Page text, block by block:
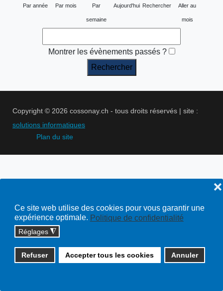
Ce site web utilise des cookies pour vous garantir une
expérience optimale. Politique de confidentialité
Réglages ◮
Refuser Accepter tous les cookies Annuler
❌
Par année Par mois Par
semaine
Aujourd'hui Rechercher Aller au
mois
Montrer les évènements passés ?
Copyright © 2026 cossonay.ch - tous droits réservés | site :
solutions informatiques
Plan du site